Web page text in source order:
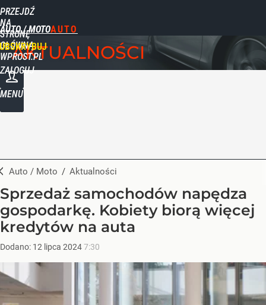
PRZEJDŹ
NA
STRONĘ
GŁÓWNĄ
WPROST.PL
AUTO / MOTO
ZALOGUJ
MENU
AKTUALNOŚCI
Auto / Moto / Aktualności
Sprzedaż samochodów napędza
gospodarkę. Kobiety biorą więcej
kredytów na auta
Dodano: 12 lipca 20247:30